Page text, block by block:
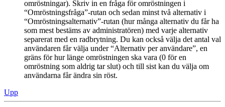
omröstningar). Skriv in en fråga för omröstningen i
“Omröstningsfråga”-rutan och sedan minst två alternativ i
“Omröstningsalternativ”-rutan (hur många alternativ du får ha
som mest bestäms av administratören) med varje alternativ
separerat med en radbrytning. Du kan också välja det antal val
användaren får välja under “Alternativ per användare”, en
gräns för hur länge omröstningen ska vara (0 för en
omröstning som aldrig tar slut) och till sist kan du välja om
användarna får ändra sin röst.
Upp